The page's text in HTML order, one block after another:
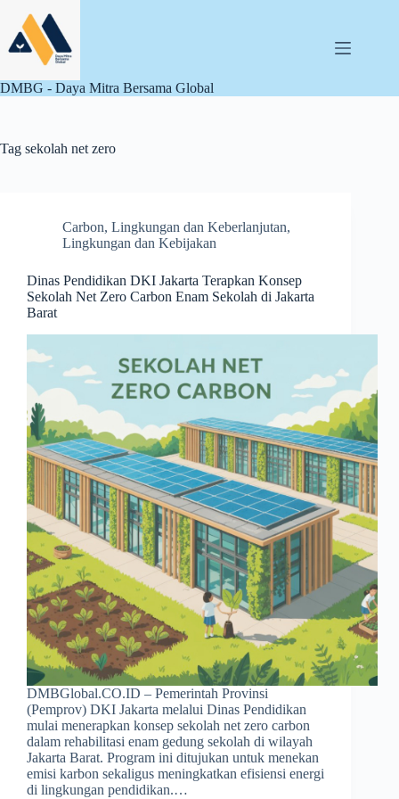
content
DMBG - Daya Mitra Bersama Global
Tag sekolah net zero
Carbon, Lingkungan dan Keberlanjutan,
Lingkungan dan Kebijakan
Dinas Pendidikan DKI Jakarta Terapkan Konsep
Sekolah Net Zero Carbon Enam Sekolah di Jakarta
Barat
DMBGlobal.CO.ID – Pemerintah Provinsi
(Pemprov) DKI Jakarta melalui Dinas Pendidikan
mulai menerapkan konsep sekolah net zero carbon
dalam rehabilitasi enam gedung sekolah di wilayah
Jakarta Barat. Program ini ditujukan untuk menekan
emisi karbon sekaligus meningkatkan efisiensi energi
di lingkungan pendidikan.…